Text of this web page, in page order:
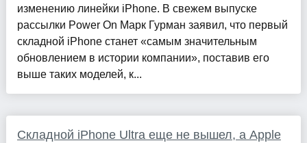
изменению линейки iPhone. В свежем выпуске
рассылки Power On Марк Гурман заявил, что первый
складной iPhone станет «самым значительным
обновлением в истории компании», поставив его
выше таких моделей, к...
Складной iPhone Ultra еще не вышел, а Apple